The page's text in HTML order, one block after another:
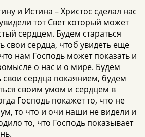
и Истина – Христос сделал нас
тот Свет который может
сердцем. Будем стараться
свои сердца, чтоб увидеть еще
нам Господь может показать и
о нас и о мире. Будем
свои сердца покаянием, будем
своим умом и сердцем в
Господь покажет то, что не
то что и очи наши не видели и
то, что Господь показывает